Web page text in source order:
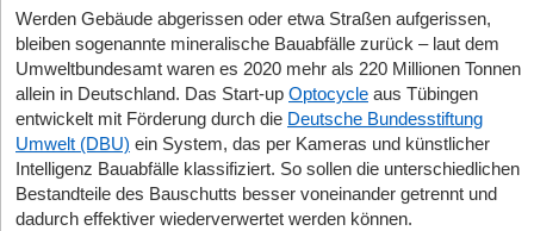
Werden Gebäude abgerissen oder etwa Straßen aufgerissen,
bleiben sogenannte mineralische Bauabfälle zurück – laut dem
Umweltbundesamt waren es 2020 mehr als 220 Millionen Tonnen
allein in Deutschland. Das Start-up Optocycle aus Tübingen
entwickelt mit Förderung durch die Deutsche Bundesstiftung
Umwelt (DBU) ein System, das per Kameras und künstlicher
Intelligenz Bauabfälle klassifiziert. So sollen die unterschiedlichen
Bestandteile des Bauschutts besser voneinander getrennt und
dadurch effektiver wiederverwertet werden können.